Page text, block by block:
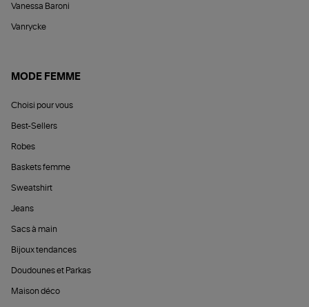
Vanessa Baroni
Vanrycke
MODE FEMME
Choisi pour vous
Best-Sellers
Robes
Baskets femme
Sweatshirt
Jeans
Sacs à main
Bijoux tendances
Doudounes et Parkas
Maison déco